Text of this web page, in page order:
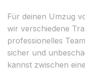
Für deinen Umzug
wir verschiedene
professionelles
sicher und
kannst zwischen